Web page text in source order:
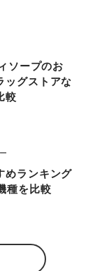
ソープのお
ッグストアな
較
めランキング
種を比較